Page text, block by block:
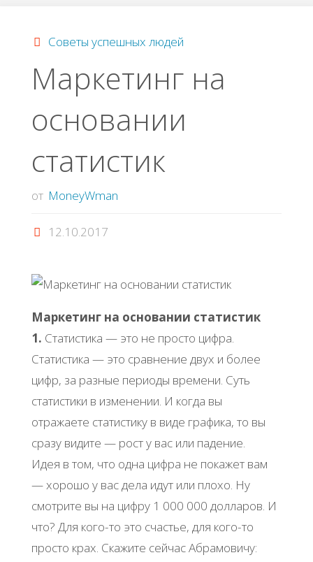
Советы успешных людей
Маркетинг на
основании
статистик
от MoneyWman
12.10.2017
Маркетинг на основании статистик
1. Статистика — это не просто цифра.
Статистика — это сравнение двух и более
цифр, за разные периоды времени. Суть
статистики в изменении. И когда вы
отражаете статистику в виде графика, то вы
сразу видите — рост у вас или падение.
Идея в том, что одна цифра не покажет вам
— хорошо у вас дела идут или плохо. Ну
смотрите вы на цифру 1 000 000 долларов. И
что? Для кого-то это счастье, для кого-то
просто крах. Скажите сейчас Абрамовичу: